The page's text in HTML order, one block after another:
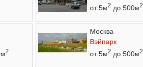
от 5м2 до 500м2
2
Москва
Вэйпарк
от 5м2 до 500м2